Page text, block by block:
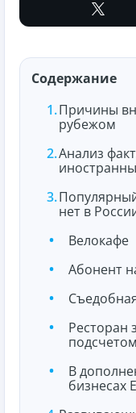
Содержание
Причины
рубежом
Анализ
нет в
Велокафе
Абонент
Ресторан
В
бизнесах